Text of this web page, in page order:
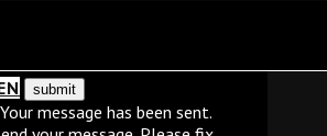
message has been sent.